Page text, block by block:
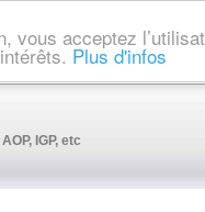
vous acceptez
Plus d'infos
IGP, etc